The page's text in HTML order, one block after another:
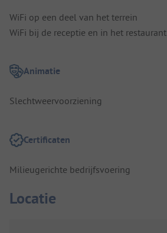
WiFi op een deel van het terrein
WiFi bij de receptie en in het restaurant
Animatie
Slechtweervoorziening
Certificaten
Milieugerichte bedrijfsvoering
Locatie